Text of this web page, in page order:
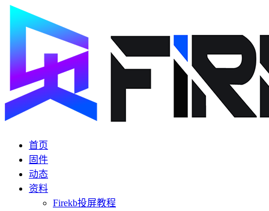
首页
固件
动态
资料
Firekb投屏教程